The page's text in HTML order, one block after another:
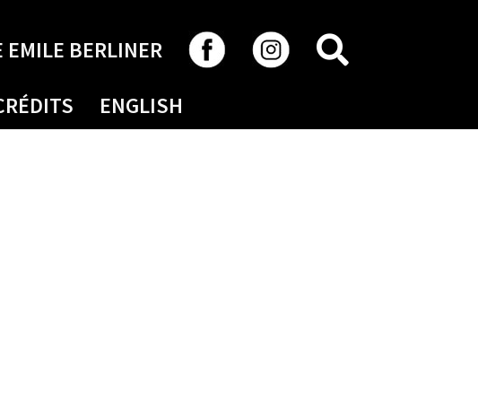
EMILE BERLINER
ENGLISH